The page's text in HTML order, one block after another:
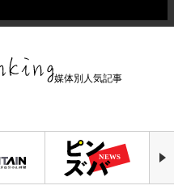
媒体別人気記事